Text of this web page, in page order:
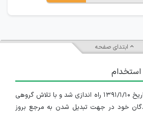
ابتدای صفحه
استخدام
سایت ایران استخدام در تاریخ ۱۳۹۱/۱/۱۰ راه اندازی شد و با تلاش گروهی
خود در جهت تبدیل شدن به مرجع بروز